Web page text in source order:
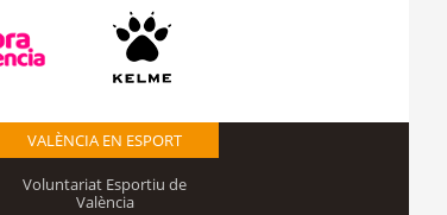
VALÈNCIA EN ESPORT
Voluntariat Esportiu de
València